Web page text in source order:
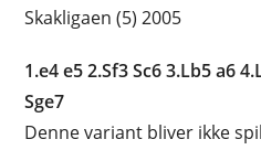
Skakligaen (5) 2005
1.e4 e5 2.Sf3 Sc6 3.Lb5 a6
Sge7
Denne variant bliver ikke